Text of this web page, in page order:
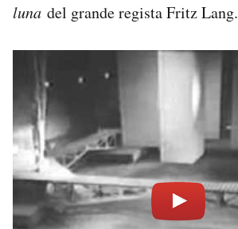
luna del grande regista Fritz Lang.